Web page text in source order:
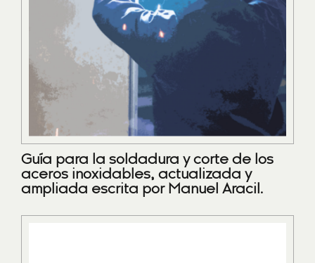
Guía para la soldadura y corte de los
aceros inoxidables, actualizada y
ampliada escrita por Manuel Aracil.